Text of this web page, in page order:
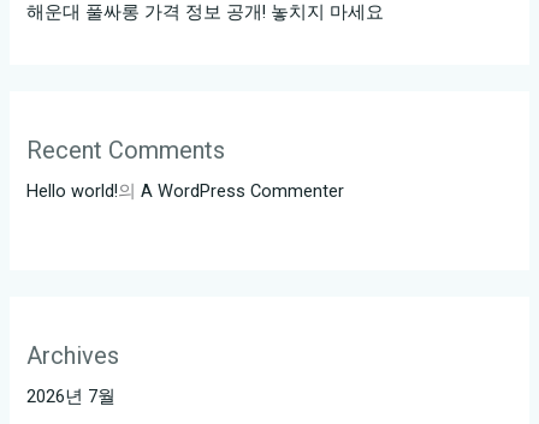
해운대 풀싸롱 가격 정보 공개! 놓치지 마세요
Recent Comments
Hello world!의A WordPress Commenter
Archives
2026년 7월